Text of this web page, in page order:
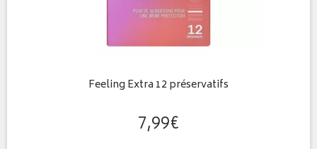
Feeling Extra 12 préservatifs
7,99€